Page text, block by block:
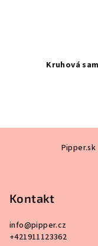
Kruhová
Pipper.sk
Kontakt
info@pipper.cz
+421911123362